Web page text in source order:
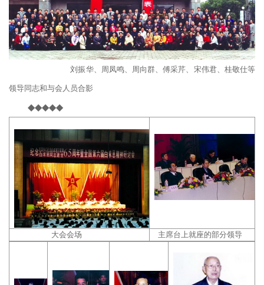
刘振华、周凤鸣、周向群、傅采芹、宋伟君、桂敬仕等
领导同志和与会人员合影
◆◆◆◆◆
大会会场 主席台上就座的部分领导